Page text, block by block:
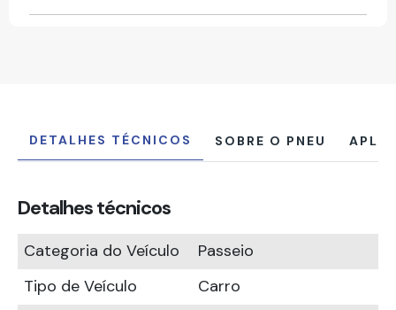
DETALHES TÉCNICOS SOBRE O PNEU
Detalhes técnicos
Categoria do Veículo
Passeio
Tipo de Veículo
Carro